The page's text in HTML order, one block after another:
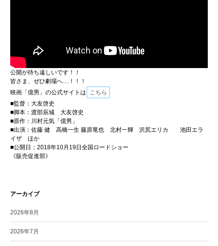
公開が待ち遠しいです！！
皆さま、ぜひ劇場へ…！！！
映画「億男」の公式サイトは
こちら
■監督：大友啓史
■脚本：渡部辰城 大友啓史
■原作：川村元気「億男」
■出演：佐藤 健 高橋一生 藤原竜也 北村一輝 沢尻エリカ 池田エラ
イザ ほか
■公開日：2018年10月19日全国ロードショー
《販売促進部》
アーカイブ
2026年8月
2026年7月